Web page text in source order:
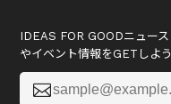
IDEAS FOR GOODニュー
やイベント情報をGETしよう
